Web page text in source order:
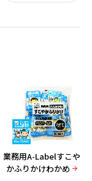
業務用A-Labelすこや
かふりかけわかめ